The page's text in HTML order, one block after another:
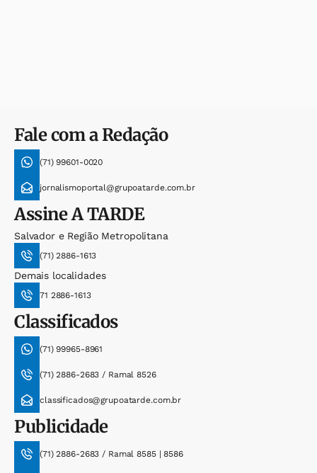
Fale com a Redação
(71) 99601-0020
jornalismoportal@grupoatarde.com.br
AssineA TARDE
Salvador e Região Metropolitana
(71) 2886-1613
Demais localidades
71 2886-1613
Classificados
(71) 99965-8961
(71) 2886-2683 / Ramal 8526
classificados@grupoatarde.com.br
Publicidade
(71) 2886-2683 / Ramal 8585 | 8586